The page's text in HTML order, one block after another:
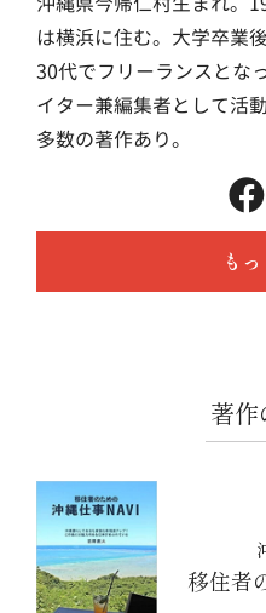
は横浜に住む。大学卒業
30代でフリーランスとな
イター兼編集者として活
多数の著作あり。
も
著作
移住者